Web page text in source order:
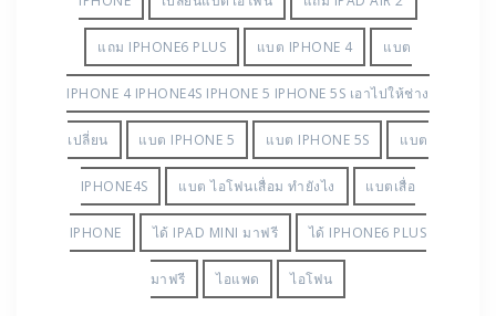
แถม IPHONE6 PLUS แบต IPHONE 4 แบต
IPHONE 4 IPHONE4S IPHONE 5 IPHONE 5S เอาไปให้ช่าง
เปลี่ยน แบต IPHONE 5 แบต IPHONE 5S แบต
IPHONE4S แบต ไอโฟนเสื่อม ทำยังไง แบตเสื่อ
IPHONE ได้ IPAD MINI มาฟรี ได้ IPHONE6 PLUS
มาฟรี ไอแพด ไอโฟน